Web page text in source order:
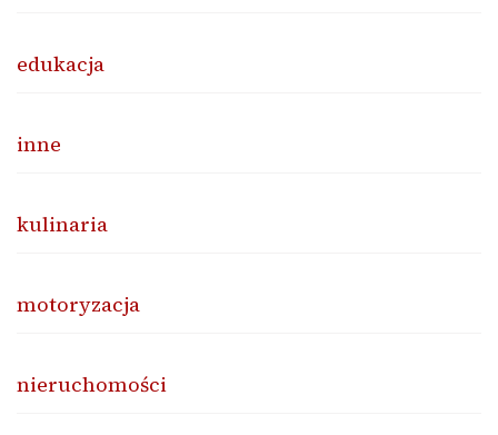
edukacja
inne
kulinaria
motoryzacja
nieruchomości